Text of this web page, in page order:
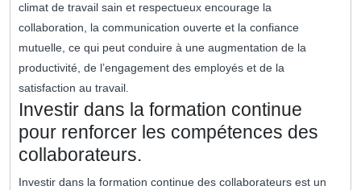
climat de travail sain et respectueux encourage la
collaboration, la communication ouverte et la confiance
mutuelle, ce qui peut conduire à une augmentation de la
productivité, de l’engagement des employés et de la
satisfaction au travail.
Investir dans la formation continue
pour renforcer les compétences des
collaborateurs.
Investir dans la formation continue des collaborateurs est un